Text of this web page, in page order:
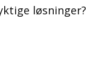
løsninger?